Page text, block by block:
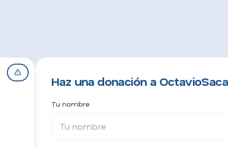
Haz una donación a
Tu nombre